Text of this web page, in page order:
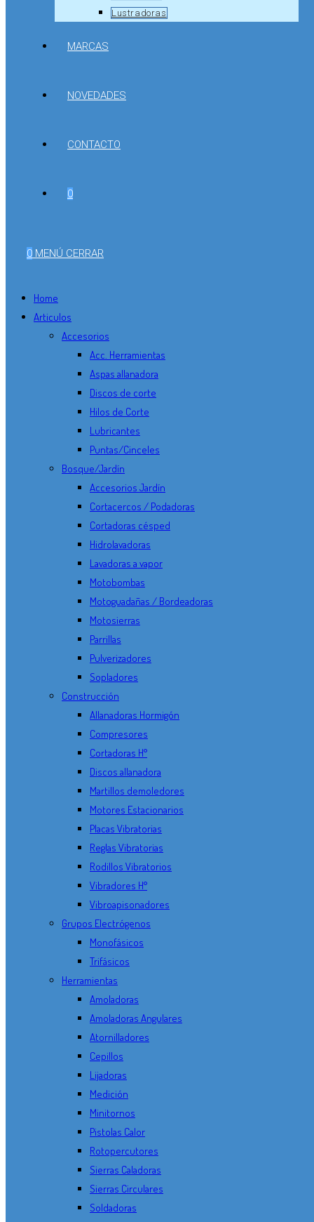
Lustradoras
MARCAS
NOVEDADES
CONTACTO
0
0 MENÚ CERRAR
Home
Articulos
Accesorios
Acc. Herramientas
Aspas allanadora
Discos de corte
Hilos de Corte
Lubricantes
Puntas/Cinceles
Bosque/Jardín
Accesorios Jardín
Cortacercos / Podadoras
Cortadoras césped
Hidrolavadoras
Lavadoras a vapor
Motobombas
Motoguadañas / Bordeadoras
Motosierras
Parrillas
Pulverizadores
Sopladores
Construcción
Allanadoras Hormigón
Compresores
Cortadoras H°
Discos allanadora
Martillos demoledores
Motores Estacionarios
Placas Vibratorias
Reglas Vibratorias
Rodillos Vibratorios
Vibradores H°
Vibroapisonadores
Grupos Electrógenos
Monofásicos
Trifásicos
Herramientas
Amoladoras
Amoladoras Angulares
Atornilladores
Cepillos
Lijadoras
Medición
Minitornos
Pistolas Calor
Rotopercutores
Sierras Caladoras
Sierras Circulares
Soldadoras